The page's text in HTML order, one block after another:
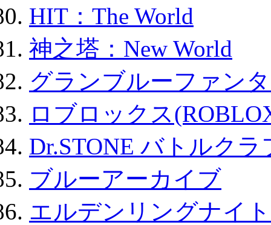
HIT：The World
神之塔：New World
グランブルーファン
ロブロックス
Dr.STONE バトルク
ブルーアーカイブ
エルデンリングナイ